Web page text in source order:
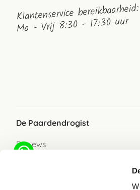
Klantenservice bereikbaarheid:
Ma - Vrij 8:30 - 17:30 uur
De Paardendrogist
Reviews